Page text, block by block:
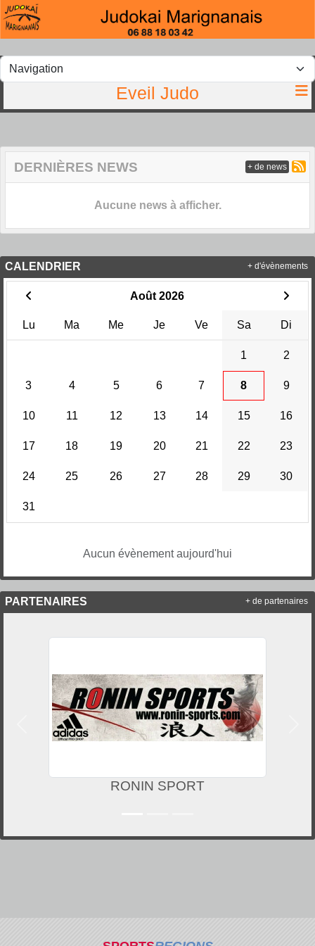
Eveil Judo
DERNIÈRES NEWS
Aucune news à afficher.
+ de news
CALENDRIER
Août 2026
Lu Ma Me Je Ve Sa Di
1 2
3 4 5 6 7 8 9
10 11 12 13 14 15 16
17 18 19 20 21 22 23
24 25 26 27 28 29 30
31
Aucun évènement aujourd'hui
+ d'évènements
PARTENAIRES
RONIN SPORT
Précedent
+ de partenaires
Panneau de gestion des cookies